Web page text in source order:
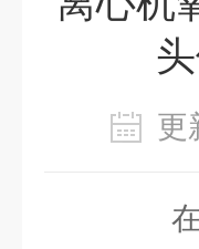
在